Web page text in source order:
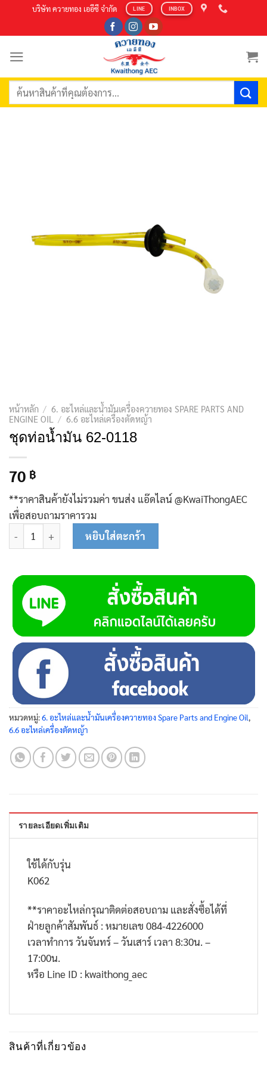
content
บริษัท ควายทอง เออีซี จำกัด LINE INBOX
ค้นหา:
หน้าหลัก / 6. อะไหล่และน้ำมันเครื่องควายทอง SPARE PARTS AND
ENGINE OIL
/ 6.6 อะไหล่เครื่องตัดหญ้า
ชุดท่อน้ำมัน 62-0118
70 ฿
**ราคาสินค้ายังไม่รวมค่า ขนส่ง แอ๊ดไลน์ @KwaiThongAEC
เพื่อสอบถามราคารวม
จำนวน ชุดท่อน้ำมัน 62-0118 ชิ้น
หยิบใส่ตะกร้า
หมวดหมู่:6. อะไหล่และน้ำมันเครื่องควายทอง Spare Parts and Engine Oil
6.6 อะไหล่เครื่องตัดหญ้า
รายละเอียดเพิ่มเติม
ใช้ได้กับรุ่น
K062
**ราคาอะไหล่กรุณาติดต่อสอบถาม และสั่งซื้อได้ที่
ฝ่ายลูกค้าสัมพันธ์ : หมายเลข 084-4226000
เวลาทำการ วันจันทร์ – วันเสาร์ เวลา 8:30น. –
17:00น.
หรือ Line ID : kwaithong_aec
สินค้าที่เกี่ยวข้อง